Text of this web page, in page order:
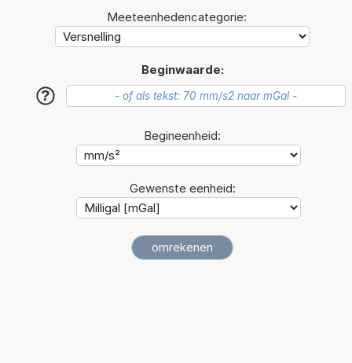
Meeteenhedencategorie:
Beginwaarde:
?
Begineenheid:
Gewenste eenheid: